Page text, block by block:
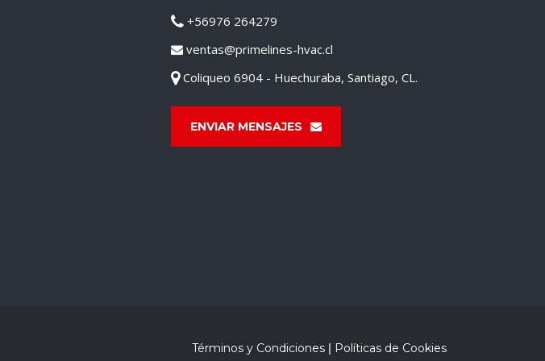
+56976 264279
ventas@primelines-hvac.cl
Coliqueo 6904 - Huechuraba, Santiago, CL.
ENVIAR MENSAJES
Términos y Condiciones | Políticas de Cookies